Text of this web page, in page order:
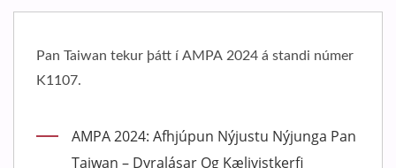
í AMPA 2024 á standi númer
Nýjustu Nýjunga Pan
Og Kælivistkerfi
Við sýnum